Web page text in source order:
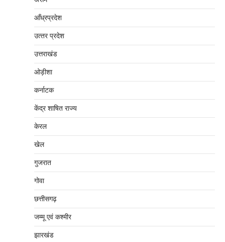
आँध्रप्रदेश
उत्‍तर प्रदेश
उत्तराखंड
ओड़ीशा
कर्नाटक
केंद्र शाषित राज्य
केरल
खेल
गुजरात
गोवा
छत्तीसगढ़
जम्‍मू एवं कश्‍मीर
झारखंड